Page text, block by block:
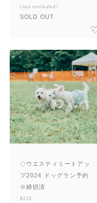
(tax included)
SOLD OUT
◇ウエスティミートアッ
プ2024 ドッグラン予約
※締切済
¥110